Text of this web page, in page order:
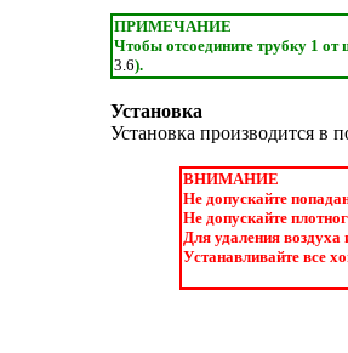
ПРИМЕЧАНИЕ
Чтобы отсоедините трубку 1
3.6).
Установка
Установка производится в
ВНИМАНИЕ
Не допускайте
Не допускайте
Для удаления воздуха
Устанавливайте все